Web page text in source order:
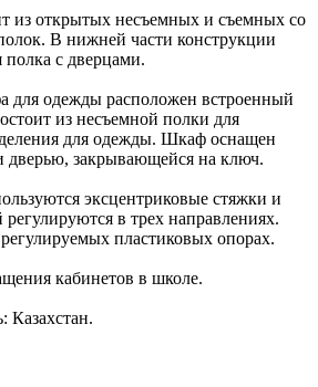
из открытых несъемных и съемных со
В нижней части конструкции
полка с дверцами.
для одежды расположен встроенный
из несъемной полки для
для одежды. Шкаф оснащен
закрывающейся на ключ.
эксцентриковые стяжки и
в трех направлениях.
пластиковых опорах.
кабинетов в школе.
Казахстан.